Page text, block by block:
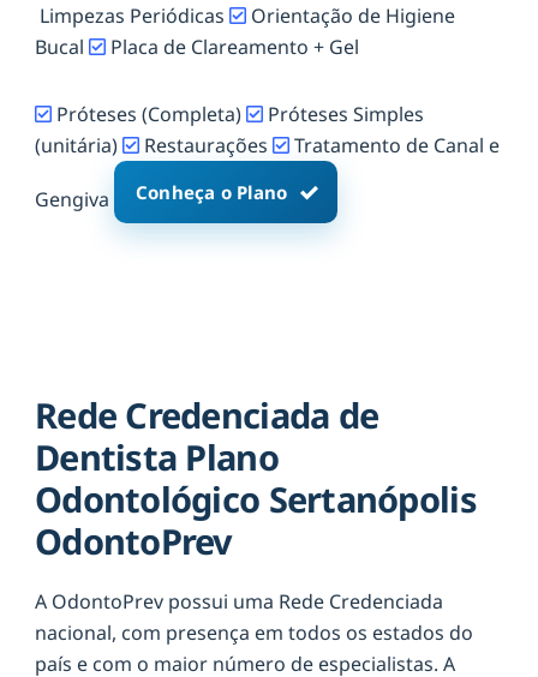
Limpezas Periódicas
Orientação de Higiene
Bucal
Placa de Clareamento + Gel
Próteses (Completa)
Próteses Simples
(unitária)
Restaurações Tratamento de Canal e
Gengiva Conheça o Plano
Rede Credenciada de
Dentista Plano
Odontológico Sertanópolis
OdontoPrev
A OdontoPrev possui uma Rede Credenciada
nacional, com presença em todos os estados do
país e com o maior número de especialistas. A